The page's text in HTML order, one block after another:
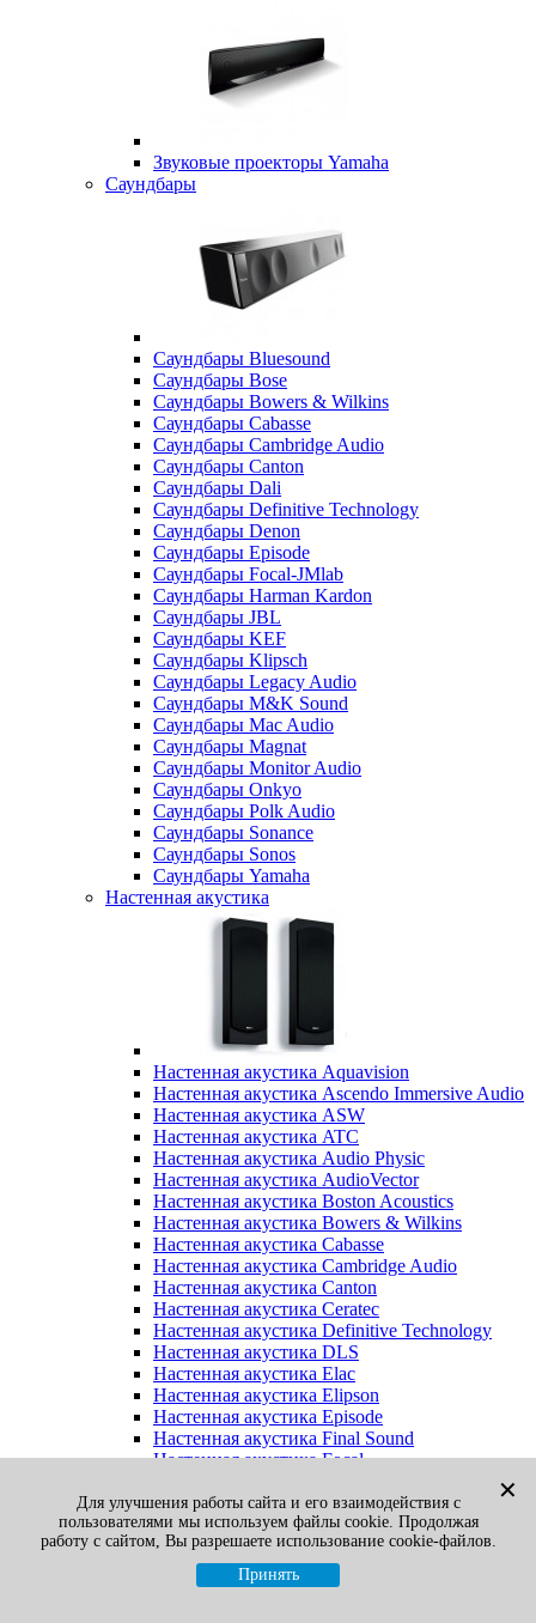
Звуковые проекторы Yamaha
Саундбары
Саундбары Bluesound
Саундбары Bose
Саундбары Bowers & Wilkins
Саундбары Cabasse
Саундбары Cambridge Audio
Саундбары Canton
Саундбары Dali
Саундбары Definitive Technology
Саундбары Denon
Саундбары Episode
Саундбары Focal-JMlab
Саундбары Harman Kardon
Саундбары JBL
Саундбары KEF
Саундбары Klipsch
Саундбары Legacy Audio
Саундбары M&K Sound
Саундбары Mac Audio
Саундбары Magnat
Саундбары Monitor Audio
Саундбары Onkyo
Саундбары Polk Audio
Саундбары Sonance
Саундбары Sonos
Саундбары Yamaha
Настенная акустика
Настенная акустика Aquavision
Настенная акустика Ascendo Immersive Audio
Настенная акустика ASW
Настенная акустика ATC
Настенная акустика Audio Physic
Настенная акустика AudioVector
Настенная акустика Boston Acoustics
Настенная акустика Bowers & Wilkins
Настенная акустика Cabasse
Настенная акустика Cambridge Audio
Настенная акустика Canton
Настенная акустика Ceratec
Настенная акустика Definitive Technology
Настенная акустика DLS
Настенная акустика Elac
Настенная акустика Elipson
Настенная акустика Episode
Настенная акустика Final Sound
Настенная акустика Focal
Настенная акустика Heco
Настенная акустика Jamo
Настенная акустика KEF
Настенная акустика Klipsch
Настенная акустика Legacy
✕
Для улучшения работы сайта и его взаимодействия с
пользователями мы используем файлы cookie. Продолжая
работу с сайтом, Вы разрешаете использование cookie-файлов.
Принять